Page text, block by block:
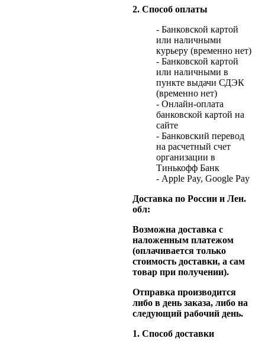
2. Способ оплаты
- Банковской картой
или наличными
курьеру (временно нет)
- Банковской картой
или наличными в
пункте выдачи СДЭК
(временно нет)
- Онлайн-оплата
банковской картой на
сайте
- Банковский перевод
на расчетный счет
организации в
Тинькофф Банк
- Apple Pay, Google Pay
Доставка по России и Лен.
обл:
Возможна доставка с
наложенным платежом
(оплачивается только
стоимость доставки, а сам
товар при получении).
Отправка производится
либо в день заказа, либо на
следующий рабочий день.
1. Способ доставки